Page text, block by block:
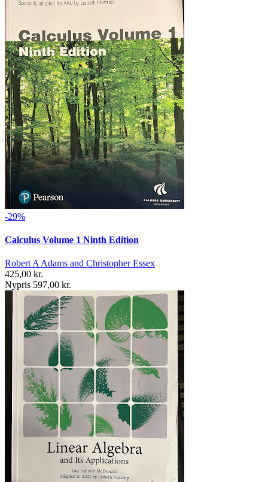
-29%
Calculus Volume 1 Ninth Edition
Robert A Adams and Christopher Essex
425,00 kr.
Nypris 597,00 kr.